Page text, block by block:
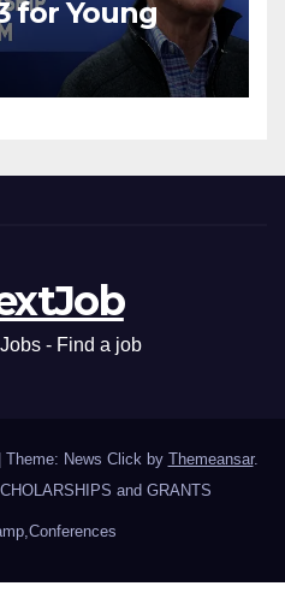
for Young
- Find a job
Theme: News Click by Themeansar.
and GRANTS